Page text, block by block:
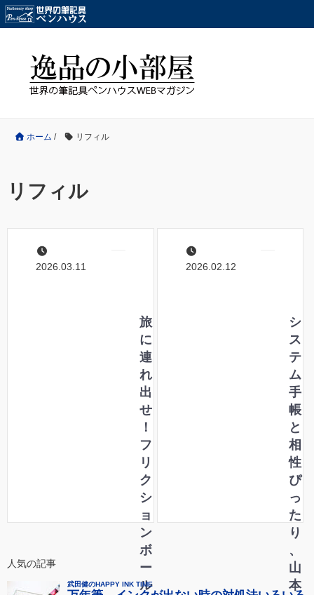
ホーム / リフィル
リフィル
2026.03.11
旅
に
連
れ
出
せ
！
フ
リ
ク
シ
ョ
ン
ボ
ー
ル
2026.02.12
シ
ス
テ
ム
手
帳
と
相
性
ぴ
っ
た
り
、
山
本
人気の記事